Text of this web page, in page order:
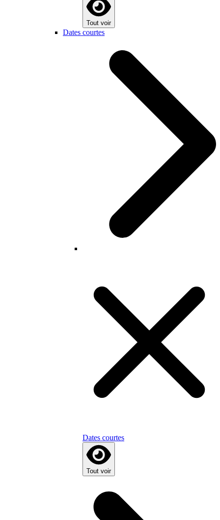
Tout voir
Dates courtes
Dates courtes
Tout voir